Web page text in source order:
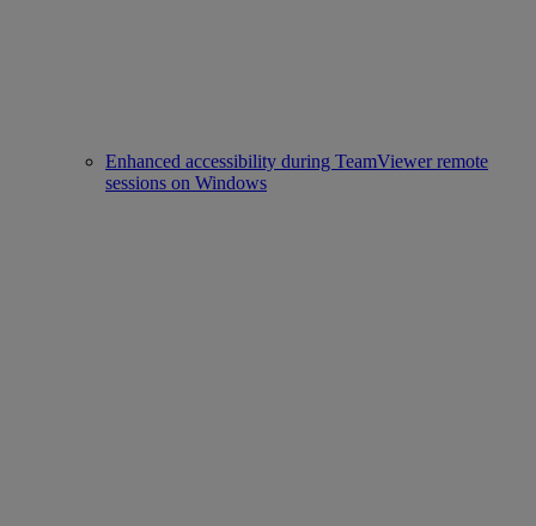
Enhanced accessibility during TeamViewer remote
sessions on Windows